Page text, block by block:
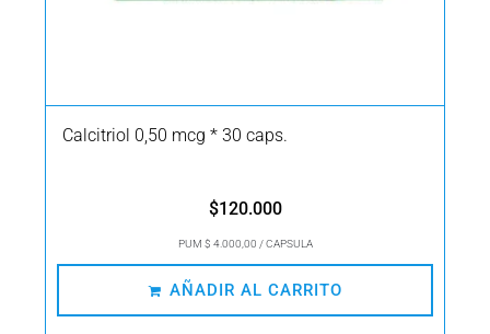
Calcitriol 0,50 mcg * 30 caps.
$120.000
PUM $ 4.000,00 / CAPSULA
AÑADIR AL CARRITO